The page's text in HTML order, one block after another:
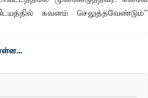
கவனம் செலுத்தவேண்டும்”